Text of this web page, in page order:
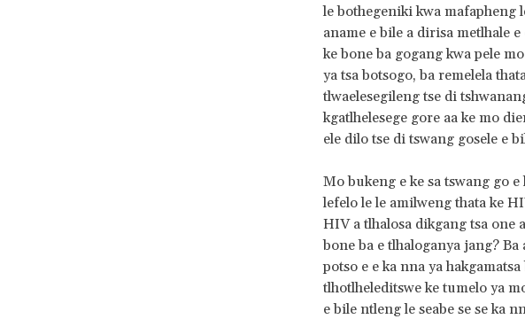
le bothegeniki kwa mafapheng
aname e bile a dirisa metlhale
ke bone ba gogang kwa pele
ya tsa botsogo, ba remelela
tlwaelesegileng tse di
kgatlhelesege gore aa ke mo
ele dilo tse di tswang gosele e
Mo bukeng e ke sa tswang go
lefelo le le amilweng thata ke
HIV a tlhalosa dikgang tsa one
bone ba e tlhaloganya jang? Ba
potso e e ka nna ya
tlhotlheleditswe ke tumelo ya
e bile ntleng le seabe se se ka